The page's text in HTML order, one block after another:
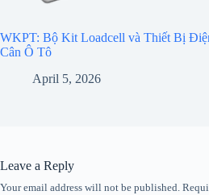
WKPT: Bộ Kit Loadcell và Thiết Bị
Cân Ô Tô
April 5, 2026
Leave a Reply
Your email address will not be published.